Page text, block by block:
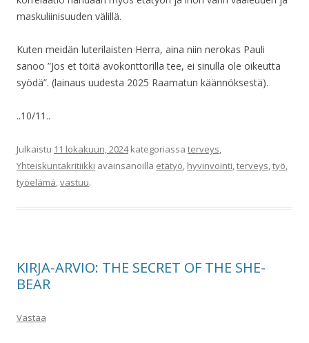
maskuliinisuuden välillä.
Kuten meidän luterilaisten Herra, aina niin nerokas Pauli
sanoo ”Jos et töitä avokonttorilla tee, ei sinulla ole oikeutta
syödä”. (lainaus uudesta 2025 Raamatun käännöksestä).
..10/11..
Julkaistu 11 lokakuun, 2024kategoriassa terveys,
Yhteiskuntakritiikki avainsanoilla etätyö, hyvinvointi,terveys,työ,
työelämä,vastuu.
KIRJA-ARVIO: THE SECRET OF THE SHE-
BEAR
Vastaa